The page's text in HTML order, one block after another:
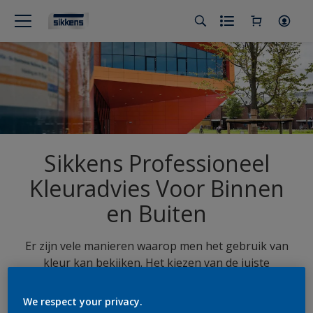
Sikkens Professioneel
Kleuradvies Voor Binnen
en Buiten
Er zijn vele manieren waarop men het gebruik van
kleur kan bekijken. Het kiezen van de juiste
gebouw of voor een interieur kan dan ook een
We respect your privacy.